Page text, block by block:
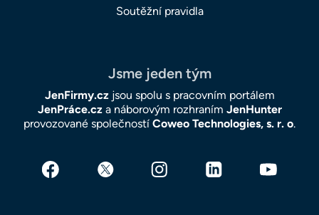
Soutěžní pravidla
Jsme jeden tým
JenFirmy.czjsou spolu s pracovním portálem
JenPráce.cza náborovým rozhraním JenHunter
provozované společností Coweo Technologies, s. r. o.